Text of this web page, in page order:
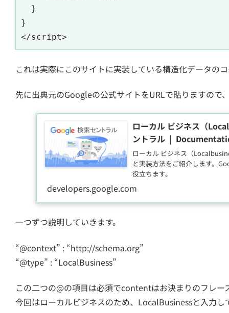
  }
}
</script>
これは実際にこのサイトに実装している構造化データの
先に出典元のGoogleの公式サイトをURLで貼りますので
ローカル ビジネス（
ントラル |
ローカル ビジネス（
と実装方法をご紹介します。
役立ちます。
developers.google.com
一つずつ説明していきます。
“@context” : “http://schema.org”
“@type” : “LocalBusiness”
この二つの@の項目は必須でcontentはお決まりのフレ
今回はローカルビジネスのため、LocalBusinessと入力し